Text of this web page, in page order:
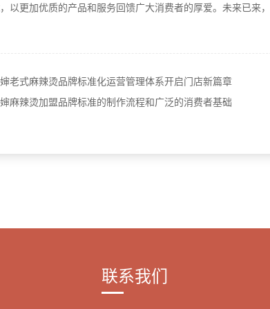
以更加优质的产品和服务回馈广大消费者的厚爱。未来已来
老式麻辣烫品牌标准化运营管理体系开启门店新篇章
麻辣烫加盟品牌标准的制作流程和广泛的消费者基础
联系我们